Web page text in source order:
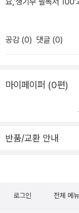
에서는 현직선생님들
지 발표주제나 과제 연
움이 되리라 생각된다.​
이들인데, 치열한 내신
동까지 해야하니 고등
럽다. 추천도서리스트
도 많았는데 쉴세없이
들을 다 해내는 아이
학이 전부가 아니라지
결된 진로활동까지..
이걸 다 챙길 수 있을
니다.이어지는 파트 3
되어있고, 이어서는
책 리스트 자체에도
담겨 있다는 거예요.저
책이라도 전혀 다르게
로도 이 책 저책 모두
관심 있어 하는 분야
교학점제가 전면 도입
르게 되는데요, 2028
동에 대한 조언과 생기
종합해보면, 내신과 수
롭게 채울 수 있을까요
생기부 평가 비중이 커
이 주목해야 할 가장
기가 되면, 각 대학의
공감 (0) 댓글 (0)
마이페이퍼 (0편)
반품/교환 안내
로그인 전체 메뉴